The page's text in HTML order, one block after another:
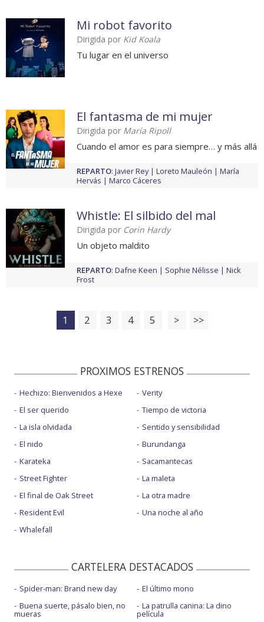
Mi robot favorito
Dirigida por Kid Koala
Tu lugar en el universo
El fantasma de mi mujer
Dirigida por María Ripoll
Cuando el amor es para siempre… y más allá
REPARTO: Javier Rey Loreto Mauleón
María
Hervás
Marco Cáceres
Whistle: El silbido del mal
Dirigida por Corin Hardy
Un objeto maldito
REPARTO: Dafne Keen Sophie Nélisse
Nick
Frost
1 2 3 4 5 > >>
PROXIMOS ESTRENOS
Hechizo: Bienvenidos a Hexe
El ser querido
La isla olvidada
El nido
Karateka
Street Fighter
El final de Oak Street
Resident Evil
Whalefall
Verity
Tiempo de victoria
Sentido y sensibilidad
Burundanga
Sacamantecas
La maleta
La otra madre
Una noche al año
CARTELERA DESTACADOS
Spider-man: Brand new day
Buena suerte, pásalo bien, no
mueras
El último mono
La patrulla canina: La dino
película